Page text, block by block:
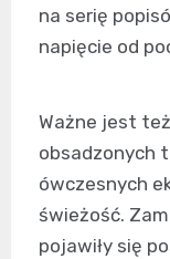
na serię
napięcie od
Ważne jest
obsadzonych
ówczesnych
świeżość.
pojawiły się